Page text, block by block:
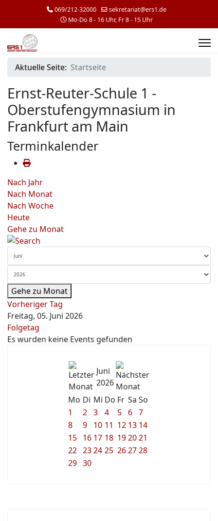
069/212-32000
sekretariat@ers1.de
Mo-Do 8 - 16 Uhr, Fr 8 - 15 Uhr
Aktuelle Seite: Startseite
Ernst-Reuter-Schule 1 -
Oberstufengymnasium in
Frankfurt am Main
Terminkalender
Nach Jahr
Nach Monat
Nach Woche
Heute
Gehe zu Monat
Gehe zu Monat
Vorheriger Tag
Freitag, 05. Juni 2026
Folgetag
Es wurden keine Events gefunden
Juni
2026
Mo Di Mi Do Fr Sa So
1
2 3 4 5 6 7
8
9 10 11 12 13 14
15 16 17 18 192021
22 2324 25 262728
29 30